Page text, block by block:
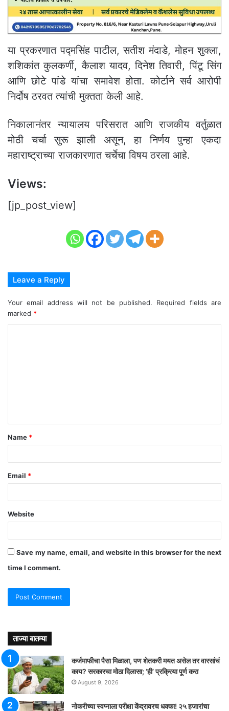
या प्रकरणात पद्मसिंह पाटील, सतीश मंदाडे, मोहन शुक्ला,
शशिकांत कुलकर्णी, कैलाश यादव, दिनेश तिवारी, पिंटू सिंग
आणि छोटे पांडे यांचा समावेश होता. कोर्टाने सर्व आरोपी
निर्दोष ठरवत त्यांची मुक्तता केली आहे.
निकालानंतर न्यायालय परिसरात आणि राजकीय वर्तुळात
मोठी चर्चा सुरू झाली असून, हा निर्णय पुन्हा एकदा
महाराष्ट्राच्या राजकारणात चर्चेचा विषय ठरला आहे.
Views:
[jp_post_view]
Leave a Reply
Your email address will not be published.
Required fields are
marked *
t
*
Name *
Email *
Website
Save my name, email, and website in this browser for the next
time I comment.
ताज्या बातम्या
कर्जमाफीचा पैसा मिळाला, पण शेतकरी मयत असेल तर वारसांचं
काय? सरकारचा मोठा दिलासा; ‘ही’ प्रक्रिया पूर्ण करा
August 9, 2026
नोकरीच्या स्वप्नाला परीक्षा केंद्रावरच धक्का! २५ हजारांचा